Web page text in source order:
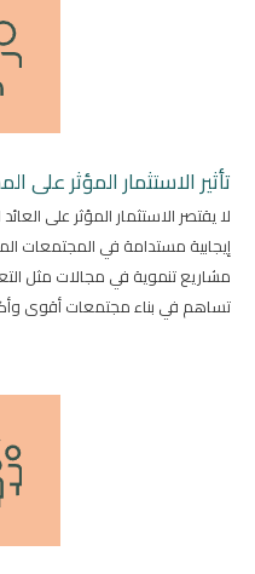
تأثير الاستثمار المؤثر على
لا يقتصر الاستثمار المؤثر على
إيجابية مستدامة في المجتمعات
مشاريع تنموية في مجالات مثل
تساهم في بناء مجتمعات أقوى